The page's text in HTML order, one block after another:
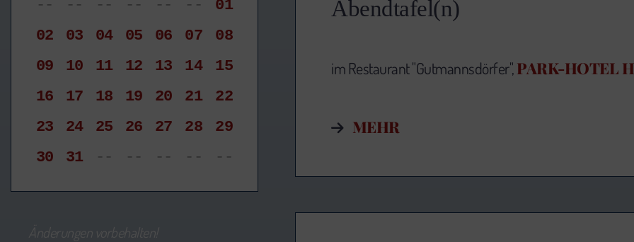
--
-- -- -- -- --
01
02
03 04 05 06 07
08
09
10 11 12 13 14
15
16
17 18 19 20 21
22
23
24 25 26 27 28
29
30
31 -- -- -- -- --
Änderungen vorbehalten!
Abendtafel(n)
im Restaurant "Gutmannsdörfer", PARK-HOTEL
MEHR